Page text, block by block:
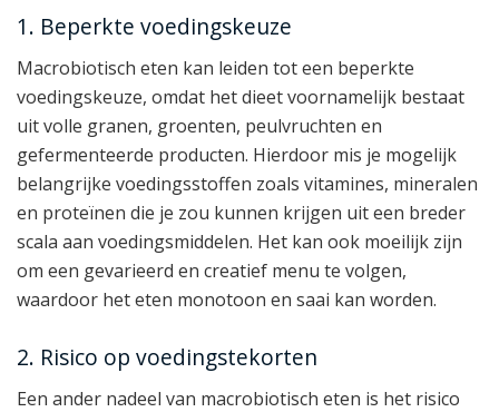
1. Beperkte voedingskeuze
Macrobiotisch eten kan leiden tot een beperkte
voedingskeuze, omdat het dieet voornamelijk bestaat
uit volle granen, groenten, peulvruchten en
gefermenteerde producten. Hierdoor mis je mogelijk
belangrijke voedingsstoffen zoals vitamines, mineralen
en proteïnen die je zou kunnen krijgen uit een breder
scala aan voedingsmiddelen. Het kan ook moeilijk zijn
om een gevarieerd en creatief menu te volgen,
waardoor het eten monotoon en saai kan worden.
2. Risico op voedingstekorten
Een ander nadeel van macrobiotisch eten is het risico